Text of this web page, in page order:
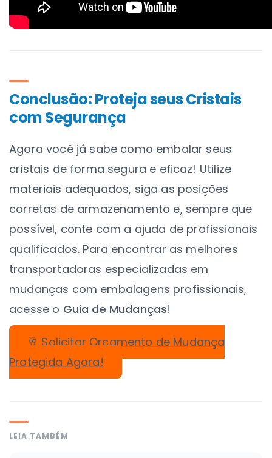
Conclusão: Proteja seus Cristais
com Segurança
Agora você já sabe como embalar seus
cristais de forma segura e eficaz! Utilize
materiais adequados, siga as posições
corretas de armazenamento e, sempre que
possível, conte com a ajuda de profissionais
qualificados. Para encontrar as melhores
transportadoras especializadas em
mudanças com embalagens profissionais,
acesse o Guia de Mudanças!
🥂 Solicitar Orçamento de Mudança
Protegida Agora!
LEIA TAMBÉM